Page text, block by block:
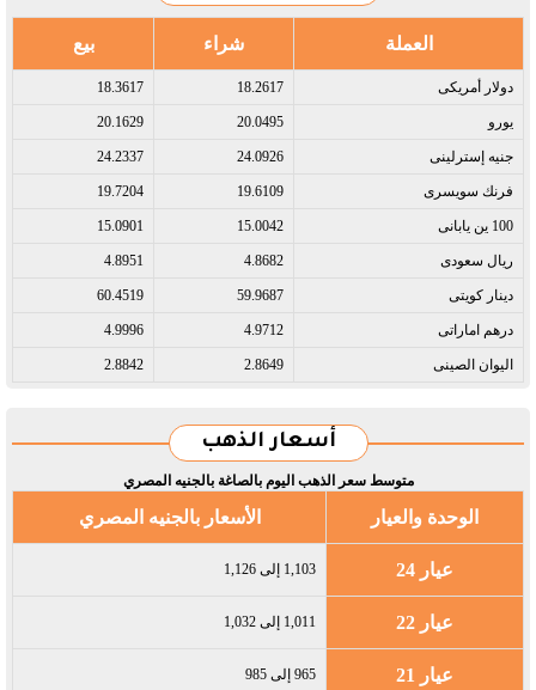
العملة شراء بيع
دولار أمريكى​ 18.2617
18.3617
يورو​ 20.0495
20.1629
جنيه إسترلينى​ 24.0926
24.2337
فرنك سويسرى​ 19.6109
19.7204
100 ين يابانى​ 15.0042
15.0901
ريال سعودى​ 4.8682
4.8951
دينار كويتى​ 59.9687
60.4519
درهم اماراتى​ 4.9712
4.9996
اليوان الصينى​ 2.8649
2.8842
أسعار الذهب
متوسط سعر الذهب اليوم بالصاغة بالجنيه المصري
الوحدة والعيار الأسعار بالجنيه المصري
عيار 24 1,103 إلى 1,126
عيار 22 1,011 إلى 1,032
عيار 21 965 إلى 985